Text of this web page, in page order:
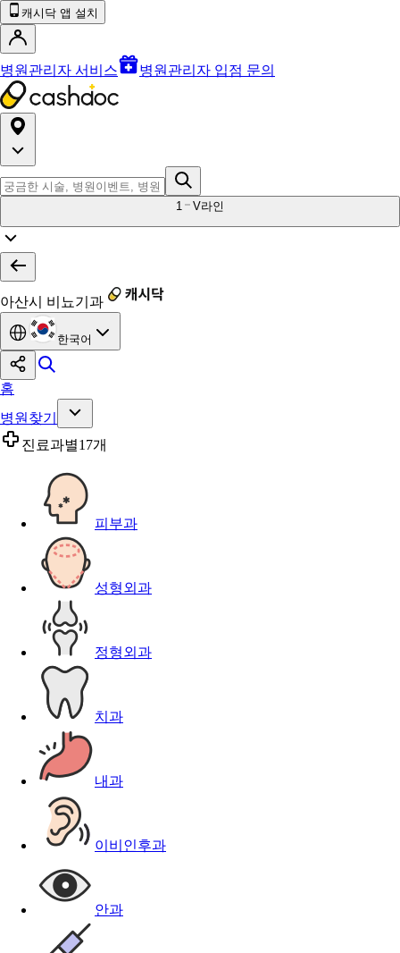
캐시닥 앱 설치
병원관리자 서비스 병원관리자 입점 문의
1 V라인
아산시 비뇨기과
한국어
홈
병원찾기
진료과별17개
피부과
성형외과
정형외과
치과
내과
이비인후과
안과